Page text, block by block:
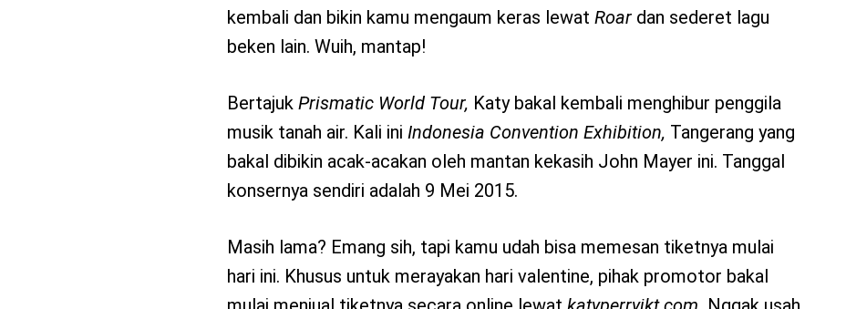
kembali dan bikin kamu mengaum keras lewat Roardan sederet lagu
beken lain. Wuih, mantap!
Bertajuk Prismatic World Tour, Katy bakal kembali menghibur penggila
musik tanah air. Kali ini Indonesia Convention Exhibition, Tangerang yang
bakal dibikin acak-acakan oleh mantan kekasih John Mayer ini. Tanggal
konsernya sendiri adalah 9 Mei 2015.
Masih lama? Emang sih, tapi kamu udah bisa memesan tiketnya mulai
hari ini. Khusus untuk merayakan hari valentine, pihak promotor bakal